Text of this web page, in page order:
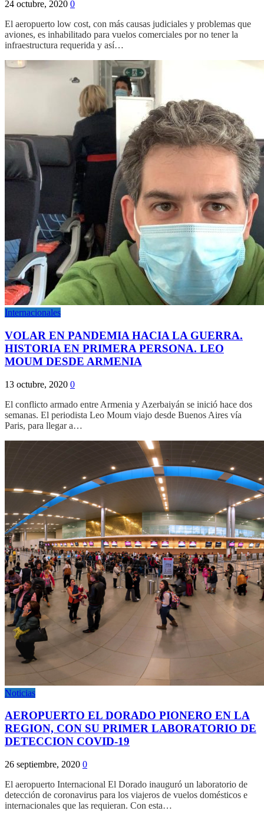
24 octubre, 2020 0
El aeropuerto low cost, con más causas judiciales y problemas que
aviones, es inhabilitado para vuelos comerciales por no tener la
infraestructura requerida y así…
Internacionales
VOLAR EN PANDEMIA HACIA LA GUERRA.
HISTORIA EN PRIMERA PERSONA. LEO
MOUM DESDE ARMENIA
13 octubre, 2020 0
El conflicto armado entre Armenia y Azerbaiyán se inició hace dos
semanas. El periodista Leo Moum viajo desde Buenos Aires vía
Paris, para llegar a…
Noticias
AEROPUERTO EL DORADO PIONERO EN LA
REGION, CON SU PRIMER LABORATORIO DE
DETECCION COVID-19
26 septiembre, 2020 0
El aeropuerto Internacional El Dorado inauguró un laboratorio de
detección de coronavirus para los viajeros de vuelos domésticos e
internacionales que las requieran. Con esta…